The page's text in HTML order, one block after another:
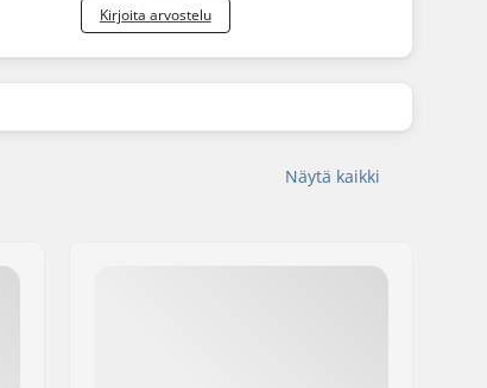
Kirjoita arvostelu
Näytä kaikki